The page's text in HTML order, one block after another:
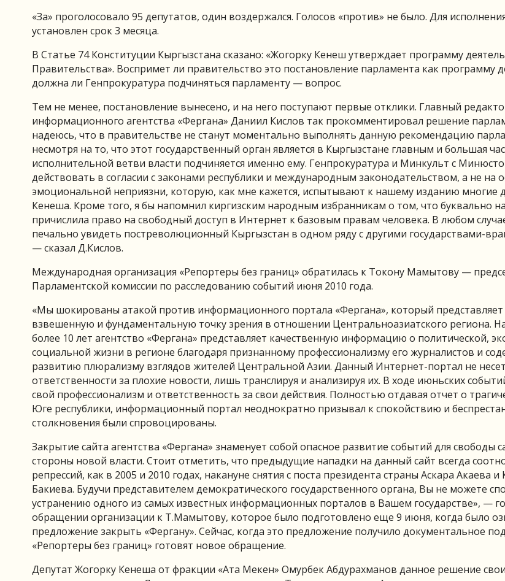
«За» проголосовало 95 депутатов, один воздержался. Голосов «против» не было. Для
установлен срок 3 месяца.
В Статье 74 Конституции Кыргызстана сказано: «Жогорку Кенеш утверждает программу
Правительства». Воспримет ли правительство это постановление парламента как программу
должна ли Генпрокуратура подчиняться парламенту — вопрос.
Тем не менее, постановление вынесено, и на него поступают первые отклики. Главный
информационного агентства «Фергана» Даниил Кислов так прокомментировал решение
надеюсь, что в правительстве не станут моментально выполнять данную рекомендацию
несмотря на то, что этот государственный орган является в Кыргызстане главным и большая
исполнительной ветви власти подчиняется именно ему. Генпрокуратура и Минкульт с
действовать в согласии с законами республики и международным законодательством, а не на
эмоциональной неприязни, которую, как мне кажется, испытывают к нашему изданию многие
Кенеша. Кроме того, я бы напомнил киргизским народным избранникам о том, что буквально
причислила право на свободный доступ в Интернет к базовым правам человека. В любом
печально увидеть постреволюционный Кыргызстан в одном ряду с другими государствами-
— сказал Д.Кислов.
Международная организация «Репортеры без границ» обратилась к Токону Мамытову —
Парламентской комиссии по расследованию событий июня 2010 года.
«Мы шокированы атакой против информационного портала «Фергана», который представляет
взвешенную и фундаментальную точку зрения в отношении Центральноазиатского региона.
более 10 лет агентство «Фергана» представляет качественную информацию о политической,
социальной жизни в регионе благодаря признанному профессионализму его журналистов и
развитию плюрализму взглядов жителей Центральной Азии. Данный Интернет-портал не несет
ответственности за плохие новости, лишь транслируя и анализируя их. В ходе июньских
свой профессионализм и ответственность за свои действия. Полностью отдавая отчет о
Юге республики, информационный портал неоднократно призывал к спокойствию и
столкновения были спровоцированы.
Закрытие сайта агентства «Фергана» знаменует собой опасное развитие событий для свободы
стороны новой власти. Стоит отметить, что предыдущие нападки на данный сайт всегда
репрессий, как в 2005 и 2010 годах, накануне снятия с поста президента страны Аскара Акаева и
Бакиева. Будучи представителем демократического государственного органа, Вы не можете
устранению одного из самых известных информационных порталов в Вашем государстве», —
обращении организации к Т.Мамытову, которое было подготовлено еще 9 июня, когда было
предложение закрыть «Фергану». Сейчас, когда это предложение получило документальное
«Репортеры без границ» готовят новое обращение.
Депутат Жогорку Кенеша от фракции «Ата Мекен» Омурбек Абдурахманов данное решение